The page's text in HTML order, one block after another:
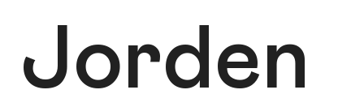
Jorden